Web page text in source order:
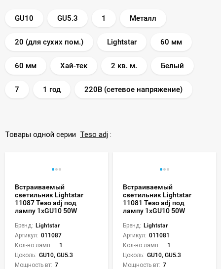
GU10 GU5.3 1 Металл
20 (для сухих пом.) Lightstar 60 мм
60 мм Хай-тек 2 кв. м. Белый
7 1 год 220В (сетевое напряжение)
Товары одной серии Teso adj :
Встраиваемый
светильник Lightstar
11087 Teso adj под
лампу 1xGU10 50W
Бренд: Lightstar
Артикул: 011087
1
Цоколь: GU10, GU5.3
Мощность вт: 7
Встраиваемый
светильник Lightstar
11081 Teso adj под
лампу 1xGU10 50W
Бренд: Lightstar
Артикул: 011081
1
Цоколь: GU10, GU5.3
Мощность вт: 7